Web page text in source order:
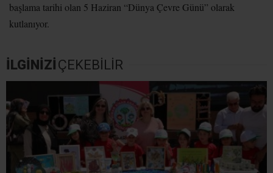
başlama tarihi olan 5 Haziran “Dünya Çevre Günü” olarak
kutlanıyor.
İLGİNİZİ ÇEKEBİLİR